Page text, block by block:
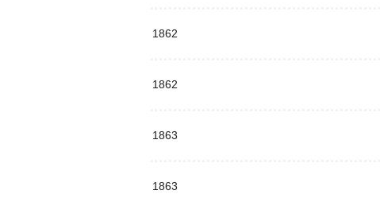
1862
1862
1863
1863